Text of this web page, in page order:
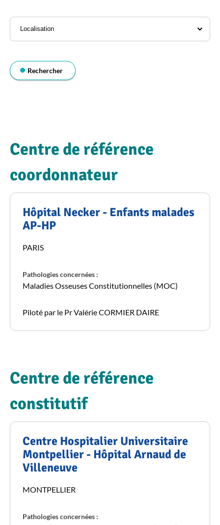
l'annuaire
Localisation
Rechercher
Centre de référence
coordonnateur
Hôpital Necker - Enfants malades
AP-HP
PARIS
Pathologies concernées :
Maladies Osseuses Constitutionnelles (MOC)
Piloté par le Pr Valérie CORMIER DAIRE
Centre de référence
constitutif
Centre Hospitalier Universitaire
Montpellier - Hôpital Arnaud de
Villeneuve
MONTPELLIER
Pathologies concernées :